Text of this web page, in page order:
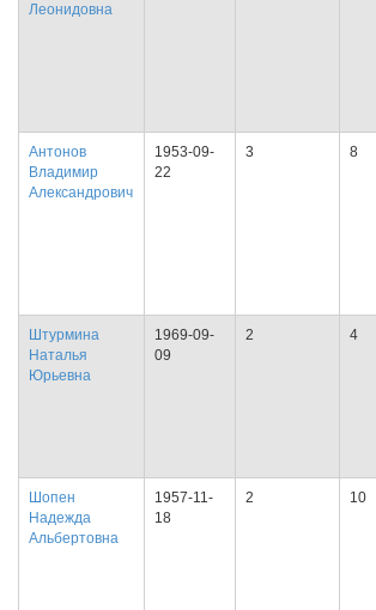
Леонидовна
Антонов
Владимир
Александрович
1953-09-
22
3 8
Штурмина
Наталья
Юрьевна
1969-09-
09
2 4
Шопен
Надежда
Альбертовна
1957-11-
18
2 10